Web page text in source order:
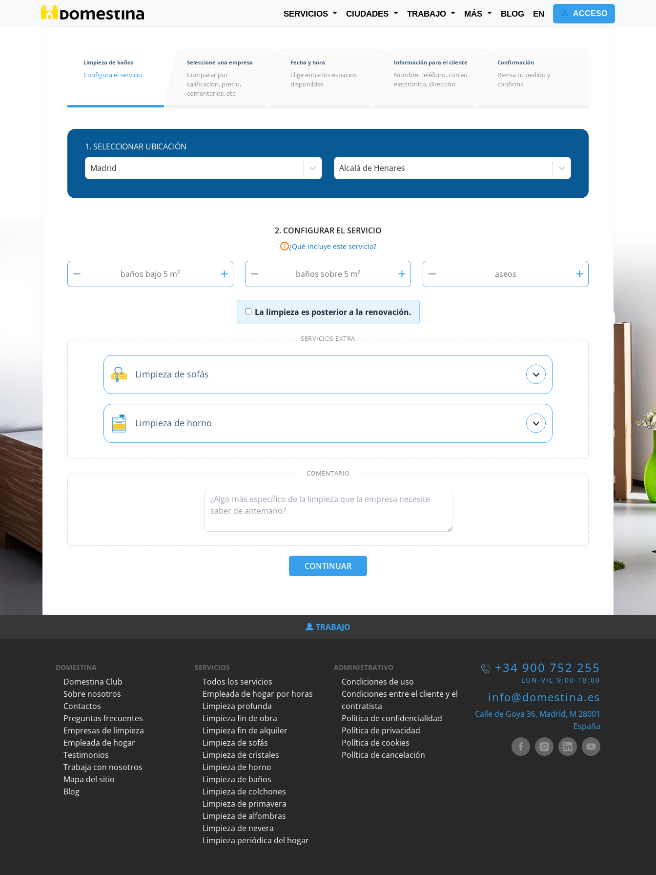
SERVICIOS CIUDADES TRABAJO MÁS BLOG EN ACCESO
Limpieza de baños
Configura el servicio.
Seleccione una empresa
Comparar por
calificación, precio,
comentarios, etc.
Fecha y hora
Elige entre los espacios
disponibles
Información para el cliente
Nombre, teléfono, correo
electrónico, dirección.
Confirmación
Revisa tu pedido y
confirma
1. SELECCIONAR UBICACIÓN
Madrid
Alcalá de Henares
2. CONFIGURAR EL SERVICIO
? ¿Qué incluye este servicio?
− baños bajo 5 m² + − baños sobre 5 m² + − aseos +
La limpieza es posterior a la renovación.
SERVICIOS EXTRA
Limpieza de sofás
Limpieza de horno
COMENTARIO
CONTINUAR
TRABAJO
DOMESTINA
Domestina Club
Sobre nosotros
Contactos
Preguntas frecuentes
Empresas de limpieza
Empleada de hogar
Testimonios
Trabaja con nosotros
Mapa del sitio
Blog
SERVICIOS
Todos los servicios
Empleada de hogar por horas
Limpieza profunda
Limpieza fin de obra
Limpieza fin de alquiler
Limpieza de sofás
Limpieza de cristales
Limpieza de horno
Limpieza de baños
Limpieza de colchones
Limpieza de primavera
Limpieza de alfombras
Limpieza de nevera
Limpieza periódica del hogar
ADMINISTRATIVO
Condiciones de uso
Condiciones entre el cliente y el
contratista
Política de confidencialidad
Política de privacidad
Política de cookies
Política de cancelación
+34 900 752 255
LUN-VIE 9:00-18:00
info@domestina.es
Calle de Goya 36, Madrid, M 28001
España